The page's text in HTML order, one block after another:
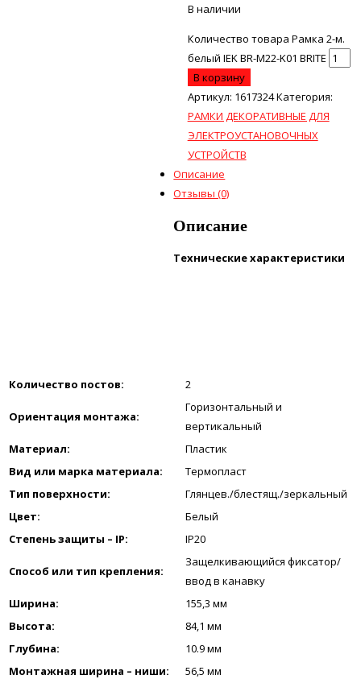
В наличии
Количество товара Рамка 2-м.
белый IEK BR-M22-K01 BRITE
В корзину
Артикул: 1617324Категория:
РАМКИ ДЕКОРАТИВНЫЕ ДЛЯ
ЭЛЕКТРОУСТАНОВОЧНЫХ
УСТРОЙСТВ
Описание
Отзывы (0)
Описание
Технические характеристики
Количество постов: 2
Ориентация монтажа:
Горизонтальный и
вертикальный
Материал:
Пластик
Вид или марка материала:
Термопласт
Тип поверхности:
Глянцев./блестящ./зеркальный
Цвет:
Белый
Степень защиты – IP:
IP20
Способ или тип крепления:
Защелкивающийся фиксатор/
ввод в канавку
Ширина:
155,3 мм
Высота:
84,1 мм
Глубина:
10.9мм
Монтажная ширина – ниши:
56,5 мм